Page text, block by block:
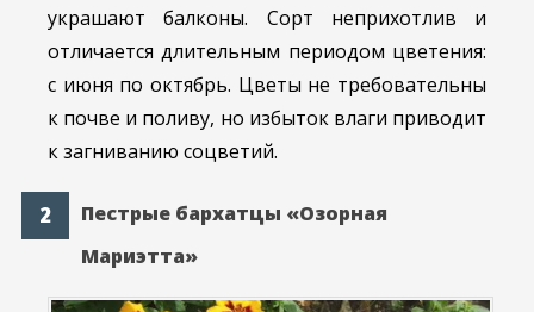
украшают балконы. Сорт неприхотлив и
отличается длительным периодом цветения:
с июня по октябрь. Цветы не требовательны
к почве и поливу, но избыток влаги приводит
к загниванию соцветий.
Пестрые бархатцы «Озорная
Мариэтта»